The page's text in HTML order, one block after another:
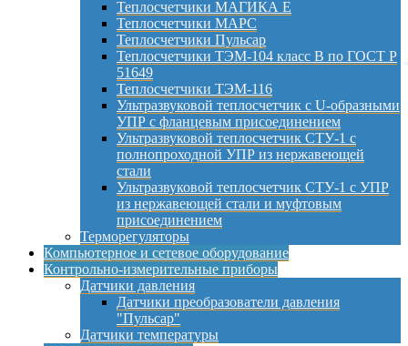
Теплосчетчики МАГИКА Е
Теплосчетчики МАРС
Теплосчетчики Пульсар
Теплосчетчики ТЭМ-104 класс B по ГОСТ Р
51649
Теплосчетчики ТЭМ-116
Ультразвуковой теплосчетчик с U-образными
УПР с фланцевым присоединением
Ультразвуковой теплосчетчик СТУ-1 с
полнопроходной УПР из нержавеющей
стали
Ультразвуковой теплосчетчик СТУ-1 с УПР
из нержавеющей стали и муфтовым
присоединением
Терморегуляторы
Компьютерное и сетевое оборудование
Контрольно-измерительные приборы
Датчики давления
Датчики преобразователи давления
"Пульсар"
Датчики температуры